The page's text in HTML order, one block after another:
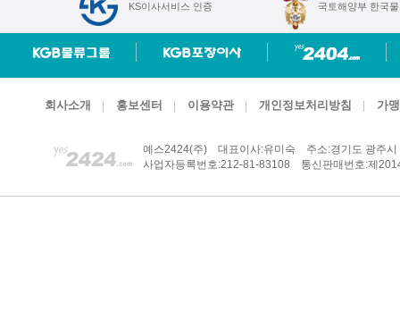
KS이사서비스 인증 국토해양부 한국
회사소개 홍보센터 이용약관 개인정보처리방침 가
예스2424(주) 대표이사:유미숙
주소:경기도 광주
사업자등록번호:212-81-83108
통신판매번호:제